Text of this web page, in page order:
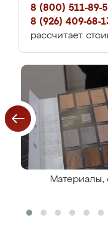
8 (800) 511-89-
8 (926) 409-68-
рассчитает
Материалы,